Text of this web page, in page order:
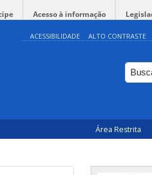
Acesso à informação
ACESSIBILIDADE ALTO CONTRASTE
Área Restrita